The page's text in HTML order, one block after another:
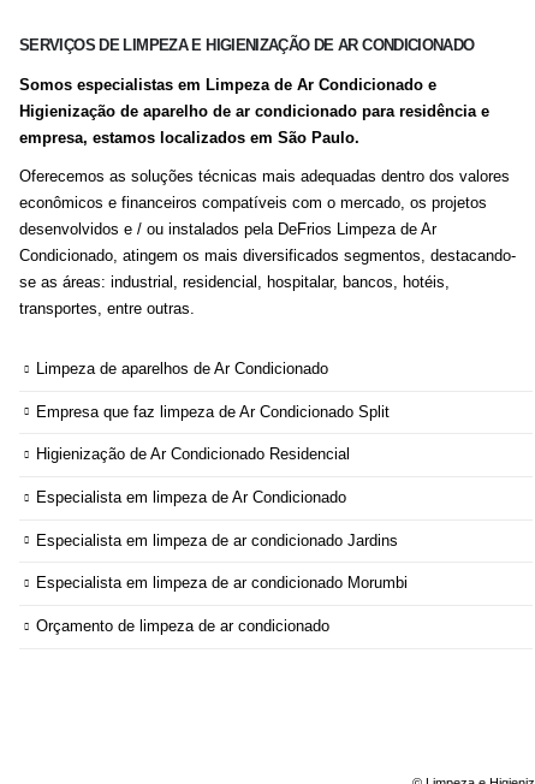
SERVIÇOS DE LIMPEZA E HIGIENIZAÇÃO DE AR CONDICIONADO
Somos especialistas em Limpeza de Ar Condicionado e
Higienização de aparelho de ar condicionado para residência e
empresa, estamos localizados em São Paulo.
Oferecemos as soluções técnicas mais adequadas dentro dos valores
econômicos e financeiros compatíveis com o mercado, os projetos
desenvolvidos e / ou instalados pela DeFrios Limpeza de Ar
Condicionado, atingem os mais diversificados segmentos, destacando-
se as áreas: industrial, residencial, hospitalar, bancos, hotéis,
transportes, entre outras.
Limpeza de aparelhos de Ar Condicionado
Empresa que faz limpeza de Ar Condicionado Split
Higienização de Ar Condicionado Residencial
Especialista em limpeza de Ar Condicionado
Especialista em limpeza de ar condicionado Jardins
Especialista em limpeza de ar condicionado Morumbi
Orçamento de limpeza de ar condicionado